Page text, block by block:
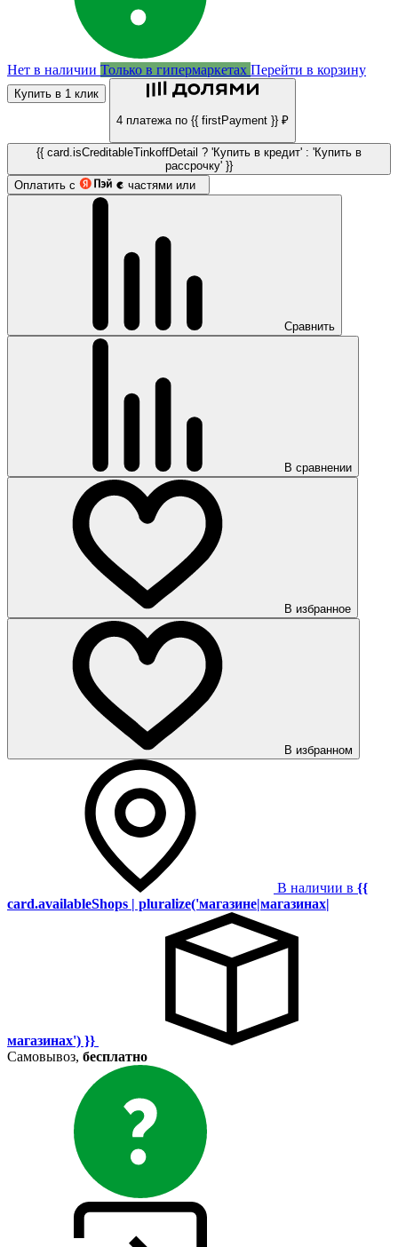
Нет в наличии Только в гипермаркетах Перейти в корзину
Купить в 1 клик
4 платежа по {{ firstPayment }} ₽
{{ card.isCreditableTinkoffDetail ? 'Купить в кредит' : 'Купить в
рассрочку' }}
Оплатить с
частями или
Сравнить
В сравнении
В избранное
В избранном
В наличии в {{
card.availableShops | pluralize('магазине|магазинах|
магазинах') }}
Самовывоз, бесплатно